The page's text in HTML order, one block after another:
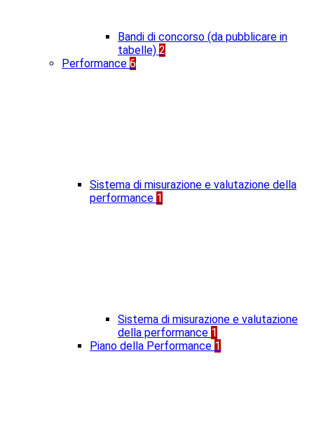
Bandi di concorso (da pubblicare in
tabelle) 2
Performance 6
Sistema di misurazione e valutazione della
performance 1
Sistema di misurazione e valutazione
della performance 1
Piano della Performance 1